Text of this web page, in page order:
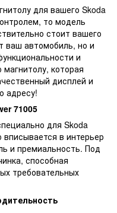
для вашего Skoda
то модель
стоит вашего
ваш автомобиль, но и
и
которая
дисплей и
адресу!
71005
для Skoda
в интерьер
и премиальность. Под
способная
требовательных